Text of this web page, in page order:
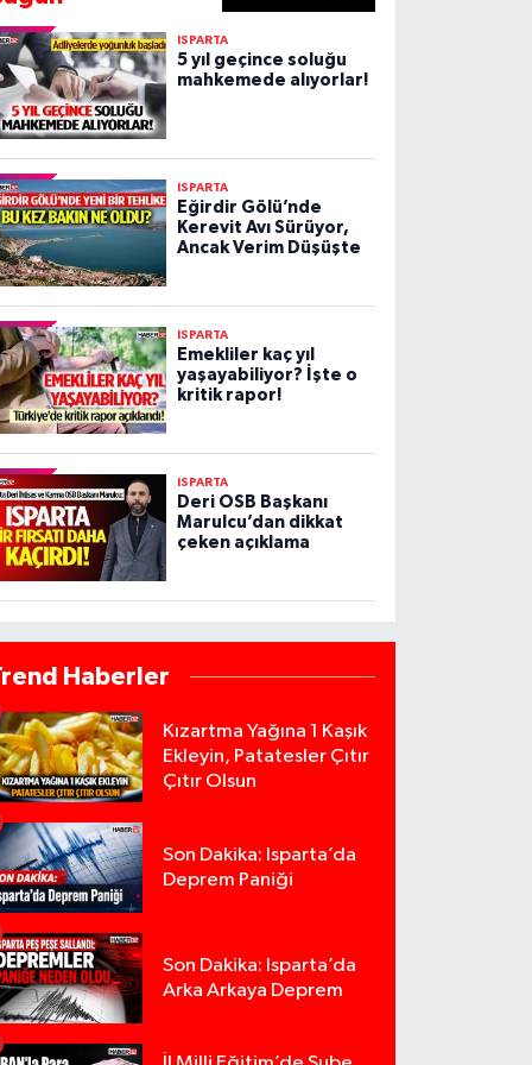
ISPARTA
5 yıl geçince soluğu
mahkemede alıyorlar!
ISPARTA
Eğirdir Gölü’nde
Kerevit Avı Sürüyor,
Ancak Verim Düşüşte
ISPARTA
Emekliler kaç yıl
yaşayabiliyor? İşte o
kritik rapor!
ISPARTA
Deri OSB Başkanı
Marulcu’dan dikkat
çeken açıklama
Haberler
Kızartma Yağına 1 Kaşık
Ekleyin, Patatesler Çıtır
Çıtır Olsun
Son Dakika: Isparta’da
Deprem Paniği
Son Dakika: Isparta’da
Arka Arkaya Deprem